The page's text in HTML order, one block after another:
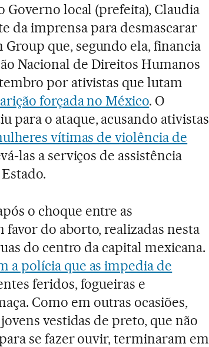
Governo local (prefeita), Claudia
da imprensa para desmascarar
que, segundo ela, financia
Nacional de Direitos Humanos
por ativistas que lutam
forçada no México. O
para o ataque, acusando ativistas
vítimas de violência de
las a serviços de assistência
o choque entre as
favor do aborto, realizadas nesta
do centro da capital mexicana.
a polícia que as impedia de
feridos, fogueiras e
Como em outras ocasiões,
vestidas de preto, que não
se fazer ouvir, terminaram em